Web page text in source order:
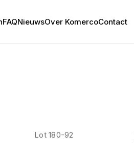
FAQNieuwsOver KomercoContact
Lot 180-92